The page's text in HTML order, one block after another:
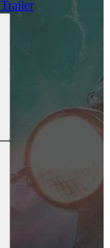
Trailer